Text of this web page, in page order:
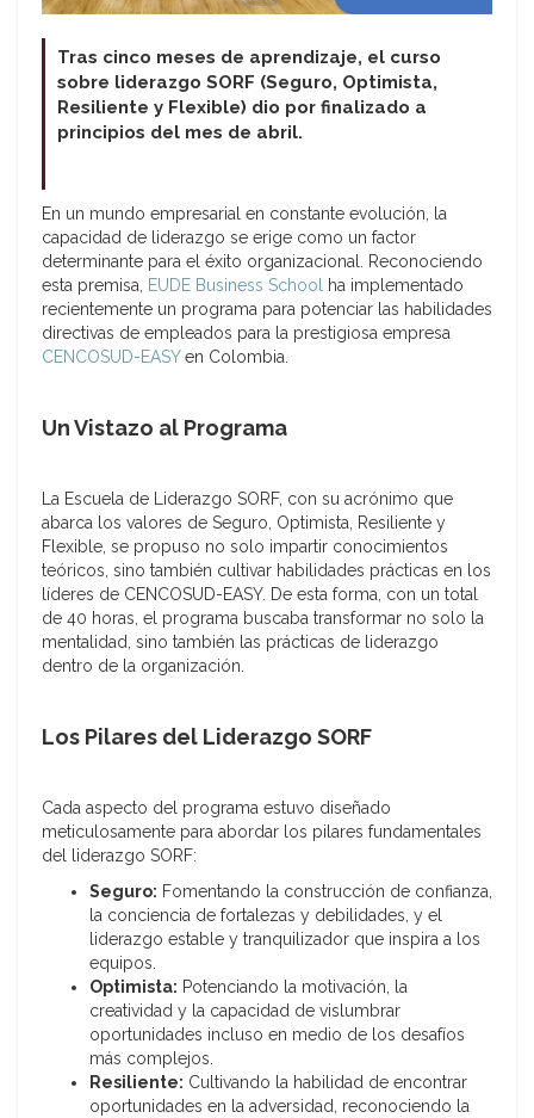
Tras cinco meses de aprendizaje, el curso
sobre liderazgo SORF (Seguro, Optimista,
Resiliente y Flexible) dio por finalizado a
principios del mes de abril.
En un mundo empresarial en constante evolución, la
capacidad de liderazgo se erige como un factor
determinante para el éxito organizacional. Reconociendo
esta premisa, EUDE Business School ha implementado
recientemente un programa para potenciar las habilidades
directivas de empleados para la prestigiosa empresa
CENCOSUD-EASYen Colombia.
Un Vistazo al Programa
La Escuela de Liderazgo SORF, con su acrónimo que
abarca los valores de Seguro, Optimista, Resiliente y
Flexible, se propuso no solo impartir conocimientos
teóricos, sino también cultivar habilidades prácticas en los
líderes de CENCOSUD-EASY. De esta forma, con un total
de 40 horas, el programa buscaba transformar no solo la
mentalidad, sino también las prácticas de liderazgo
dentro de la organización.
Los Pilares del Liderazgo SORF
Cada aspecto del programa estuvo diseñado
meticulosamente para abordar los pilares fundamentales
del liderazgo SORF:
Seguro: Fomentando la construcción de confianza,
la conciencia de fortalezas y debilidades, y el
liderazgo estable y tranquilizador que inspira a los
equipos.
Optimista: Potenciando la motivación, la
creatividad y la capacidad de vislumbrar
oportunidades incluso en medio de los desafíos
más complejos.
Resiliente: Cultivando la habilidad de encontrar
oportunidades en la adversidad, reconociendo la